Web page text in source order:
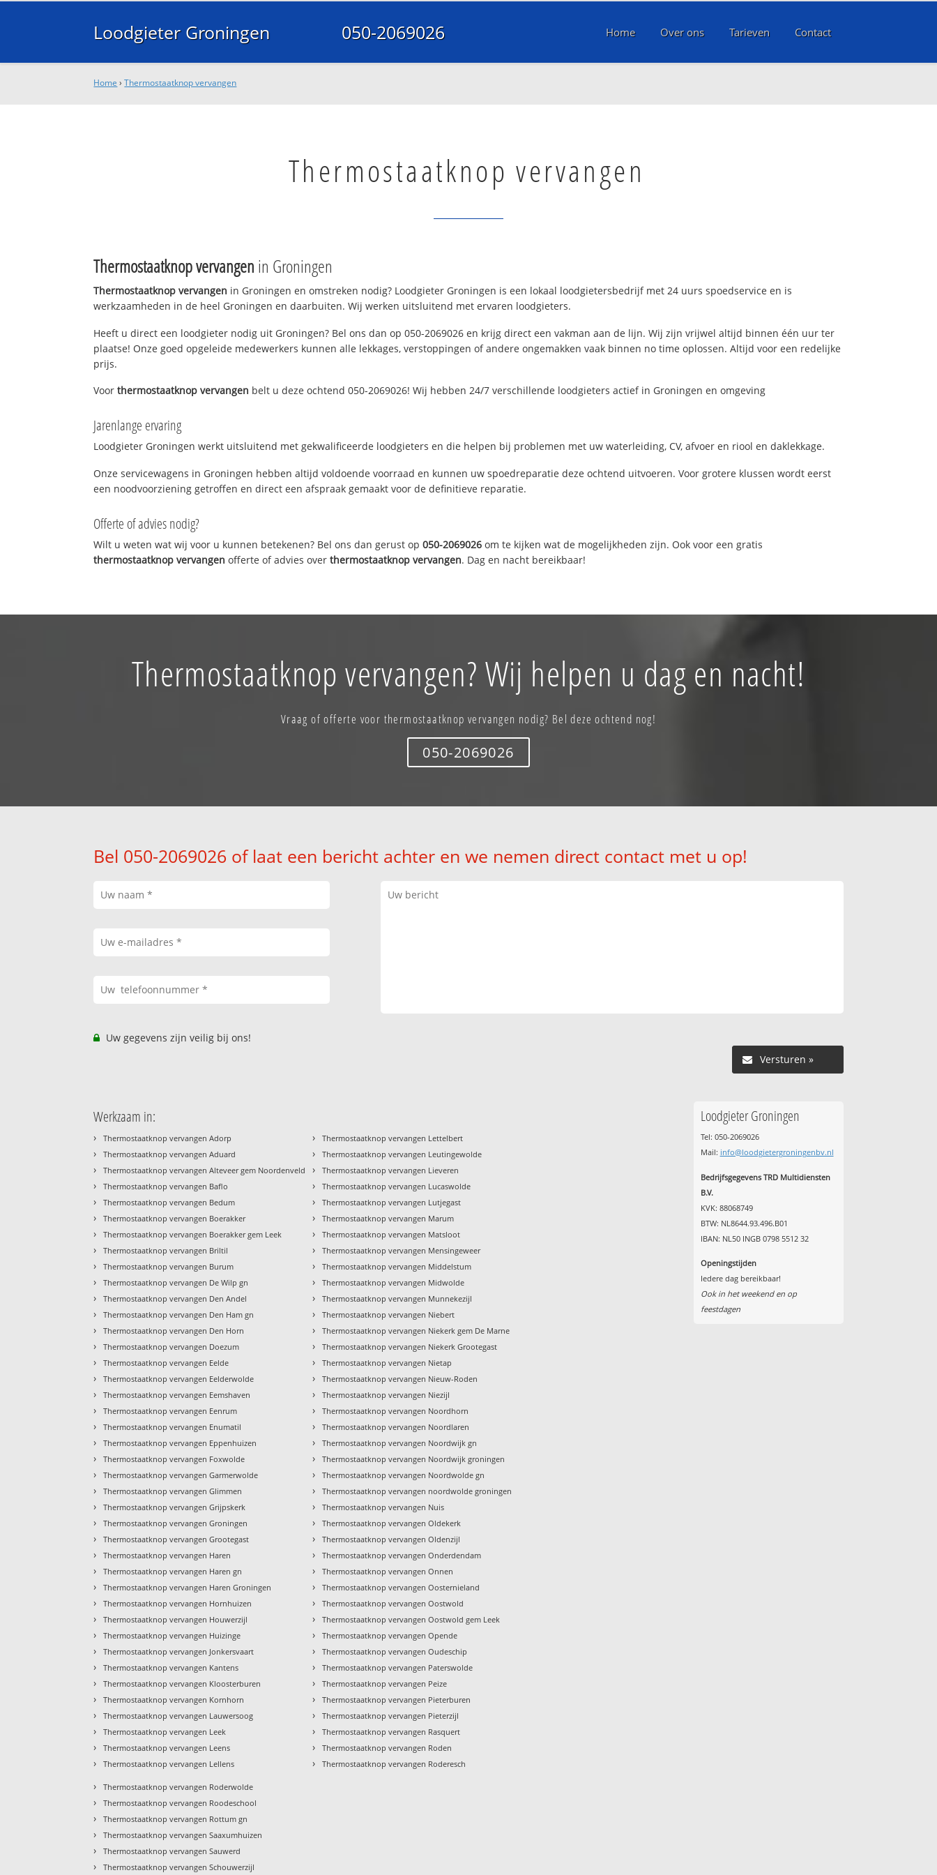
Loodgieter Groningen 050-2069026 Home Over ons Tarieven Contact
Home ›Thermostaatknop vervangen
Thermostaatknop vervangen
Thermostaatknop vervangen in Groningen
Thermostaatknop vervangen in Groningen en omstreken nodig? Loodgieter Groningen is een lokaal loodgietersbedrijf met 24 uurs spoedservice en is
werkzaamheden in de heel Groningen en daarbuiten. Wij werken uitsluitend met ervaren loodgieters.
Heeft u direct een loodgieter nodig uit Groningen? Bel ons dan op 050-2069026 en krijg direct een vakman aan de lijn. Wij zijn vrijwel altijd binnen één uur ter
plaatse! Onze goed opgeleide medewerkers kunnen alle lekkages, verstoppingen of andere ongemakken vaak binnen no time oplossen. Altijd voor een redelijke
prijs.
Voorthermostaatknop vervangen belt u deze ochtend 050-2069026! Wij hebben 24/7 verschillende loodgieters actief in Groningen en omgeving
Jarenlange ervaring
Loodgieter Groningen werkt uitsluitend met gekwalificeerde loodgieters en die helpen bij problemen met uw waterleiding, CV, afvoer en riool en daklekkage.
Onze servicewagens in Groningen hebben altijd voldoende voorraad en kunnen uw spoedreparatie deze ochtend uitvoeren. Voor grotere klussen wordt eerst
een noodvoorziening getroffen en direct een afspraak gemaakt voor de definitieve reparatie.
Offerte of advies nodig?
Wilt u weten wat wij voor u kunnen betekenen? Bel ons dan gerust op050-2069026 om te kijken wat de mogelijkheden zijn. Ook voor een gratis
thermostaatknop vervangen offerte of advies overthermostaatknop vervangen. Dag en nacht bereikbaar!
Thermostaatknop vervangen? Wij helpen u dag en nacht!
Vraag of offerte voor thermostaatknop vervangen nodig? Bel deze ochtend nog!
050-2069026
Bel 050-2069026 of laat een bericht achter en we nemen direct contact met u op!
Uw gegevens zijn veilig bij ons!
Versturen »
Werkzaam in:
› Thermostaatknop vervangen Adorp
› Thermostaatknop vervangen Aduard
› Thermostaatknop vervangen Alteveer gem Noordenveld
› Thermostaatknop vervangen Baflo
› Thermostaatknop vervangen Bedum
› Thermostaatknop vervangen Boerakker
› Thermostaatknop vervangen Boerakker gem Leek
› Thermostaatknop vervangen Briltil
› Thermostaatknop vervangen Burum
› Thermostaatknop vervangen De Wilp gn
› Thermostaatknop vervangen Den Andel
› Thermostaatknop vervangen Den Ham gn
› Thermostaatknop vervangen Den Horn
› Thermostaatknop vervangen Doezum
› Thermostaatknop vervangen Eelde
› Thermostaatknop vervangen Eelderwolde
› Thermostaatknop vervangen Eemshaven
› Thermostaatknop vervangen Eenrum
› Thermostaatknop vervangen Enumatil
› Thermostaatknop vervangen Eppenhuizen
› Thermostaatknop vervangen Foxwolde
› Thermostaatknop vervangen Garmerwolde
› Thermostaatknop vervangen Glimmen
› Thermostaatknop vervangen Grijpskerk
› Thermostaatknop vervangen Groningen
› Thermostaatknop vervangen Grootegast
› Thermostaatknop vervangen Haren
› Thermostaatknop vervangen Haren gn
› Thermostaatknop vervangen Haren Groningen
› Thermostaatknop vervangen Hornhuizen
› Thermostaatknop vervangen Houwerzijl
› Thermostaatknop vervangen Huizinge
› Thermostaatknop vervangen Jonkersvaart
› Thermostaatknop vervangen Kantens
› Thermostaatknop vervangen Kloosterburen
› Thermostaatknop vervangen Kornhorn
› Thermostaatknop vervangen Lauwersoog
› Thermostaatknop vervangen Leek
› Thermostaatknop vervangen Leens
› Thermostaatknop vervangen Lellens
› Thermostaatknop vervangen Lettelbert
› Thermostaatknop vervangen Leutingewolde
› Thermostaatknop vervangen Lieveren
› Thermostaatknop vervangen Lucaswolde
› Thermostaatknop vervangen Lutjegast
› Thermostaatknop vervangen Marum
› Thermostaatknop vervangen Matsloot
› Thermostaatknop vervangen Mensingeweer
› Thermostaatknop vervangen Middelstum
› Thermostaatknop vervangen Midwolde
› Thermostaatknop vervangen Munnekezijl
› Thermostaatknop vervangen Niebert
› Thermostaatknop vervangen Niekerk gem De Marne
› Thermostaatknop vervangen Niekerk Grootegast
› Thermostaatknop vervangen Nietap
› Thermostaatknop vervangen Nieuw-Roden
› Thermostaatknop vervangen Niezijl
› Thermostaatknop vervangen Noordhorn
› Thermostaatknop vervangen Noordlaren
› Thermostaatknop vervangen Noordwijk gn
› Thermostaatknop vervangen Noordwijk groningen
› Thermostaatknop vervangen Noordwolde gn
› Thermostaatknop vervangen noordwolde groningen
› Thermostaatknop vervangen Nuis
› Thermostaatknop vervangen Oldekerk
› Thermostaatknop vervangen Oldenzijl
› Thermostaatknop vervangen Onderdendam
› Thermostaatknop vervangen Onnen
› Thermostaatknop vervangen Oosternieland
› Thermostaatknop vervangen Oostwold
› Thermostaatknop vervangen Oostwold gem Leek
› Thermostaatknop vervangen Opende
› Thermostaatknop vervangen Oudeschip
› Thermostaatknop vervangen Paterswolde
› Thermostaatknop vervangen Peize
› Thermostaatknop vervangen Pieterburen
› Thermostaatknop vervangen Pieterzijl
› Thermostaatknop vervangen Rasquert
› Thermostaatknop vervangen Roden
› Thermostaatknop vervangen Roderesch
› Thermostaatknop vervangen Roderwolde
› Thermostaatknop vervangen Roodeschool
› Thermostaatknop vervangen Rottum gn
› Thermostaatknop vervangen Saaxumhuizen
› Thermostaatknop vervangen Sauwerd
› Thermostaatknop vervangen Schouwerzijl
Loodgieter Groningen
Tel: 050-2069026
Mail: info@loodgietergroningenbv.nl
Bedrijfsgegevens TRD Multidiensten
B.V.
KVK: 88068749
BTW: NL8644.93.496.B01
IBAN: NL50 INGB 0798 5512 32
Openingstijden
Iedere dag bereikbaar!
Ook in het weekend en op
feestdagen